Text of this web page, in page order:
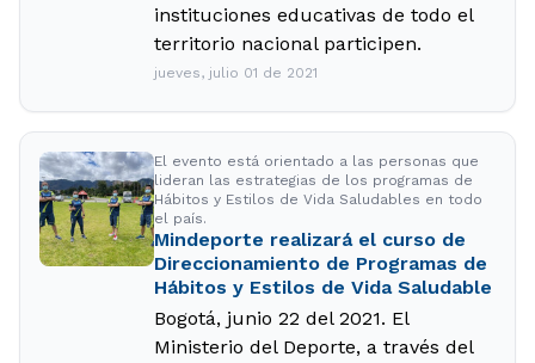
instituciones educativas de todo el
territorio nacional participen.
jueves, julio 01 de 2021
El evento está orientado a las personas que
lideran las estrategias de los programas de
Hábitos y Estilos de Vida Saludables en todo
el país.
Mindeporte realizará el curso de
Direccionamiento de Programas de
Hábitos y Estilos de Vida Saludable
Bogotá, junio 22 del 2021. El
Ministerio del Deporte, a través del